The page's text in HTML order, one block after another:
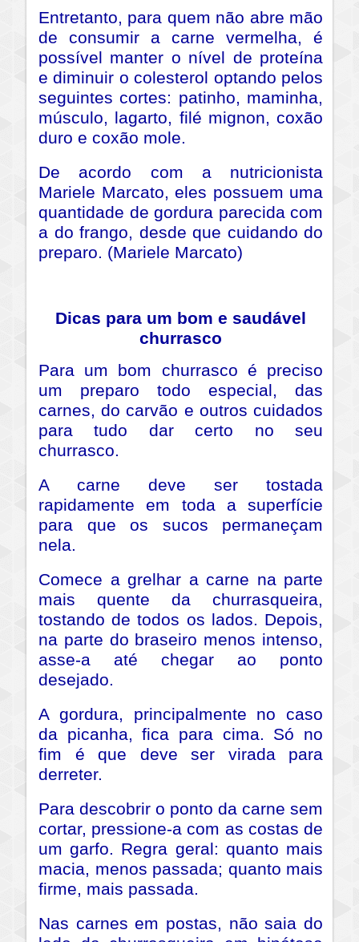
Entretanto, para quem não abre mão
de consumir a carne vermelha, é
possível manter o nível de proteína
e diminuir o colesterol optando pelos
seguintes cortes: patinho, maminha,
músculo, lagarto, filé mignon, coxão
duro e coxão mole.
De acordo com a nutricionista
Mariele Marcato, eles possuem uma
quantidade de gordura parecida com
a do frango, desde que cuidando do
preparo. (Mariele Marcato)
Dicas para um bom e saudável
churrasco
Para um bom churrasco é preciso
um preparo todo especial, das
carnes, do carvão e outros cuidados
para tudo dar certo no seu
churrasco.
A carne deve ser tostada
rapidamente em toda a superfície
para que os sucos permaneçam
nela.
Comece a grelhar a carne na parte
mais quente da churrasqueira,
tostando de todos os lados. Depois,
na parte do braseiro menos intenso,
asse-a até chegar ao ponto
desejado.
A gordura, principalmente no caso
da picanha, fica para cima. Só no
fim é que deve ser virada para
derreter.
Para descobrir o ponto da carne sem
cortar, pressione-a com as costas de
um garfo. Regra geral: quanto mais
macia, menos passada; quanto mais
firme, mais passada.
Nas carnes em postas, não saia do